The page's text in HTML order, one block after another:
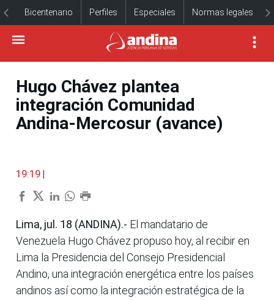
Bicentenario Perfiles Especiales Normas legales
Hugo Chávez plantea
integración Comunidad
Andina-Mercosur (avance)
19:19 |
Lima, jul. 18 (ANDINA).- El mandatario de
Venezuela Hugo Chávez propuso hoy, al recibir en
Lima la Presidencia del Consejo Presidencial
Andino, una integración energética entre los países
andinos así como la integración estratégica de la